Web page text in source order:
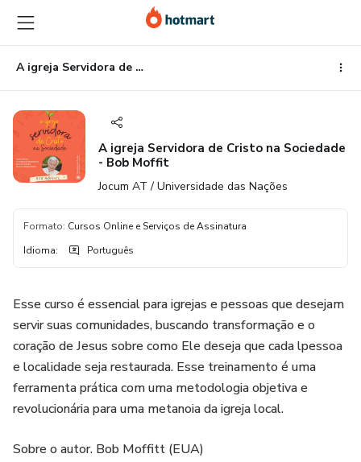
para
o
conteúdo
principal
para
o
pagamento
para
o
rodapé
A igreja Servidora de Cristo na Sociedade - Bob Moffit
A igreja Servidora de Cristo na Sociedade
- Bob Moffit
Jocum AT / Universidade das Nações
Formato: Cursos Online e Serviços de Assinatura
Idioma: Português
Esse curso é essencial para igrejas e pessoas que desejam
servir suas comunidades, buscando transformação e o
coração de Jesus sobre como Ele deseja que cada lpessoa
e localidade seja restaurada. Esse treinamento é uma
ferramenta prática com uma metodologia objetiva e
revolucionária para uma metanoia da igreja local.
Sobre o autor. Bob Moffitt (EUA)